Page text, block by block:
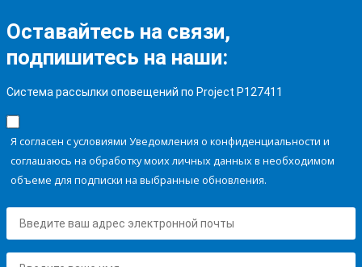
Оставайтесь на связи,
подпишитесь на наши:
Система рассылки оповещений по Project P127411
Я согласен с условиями Уведомления о конфиденциальности и
соглашаюсь на обработку моих личных данных в необходимом
объеме для подписки на выбранные обновления.